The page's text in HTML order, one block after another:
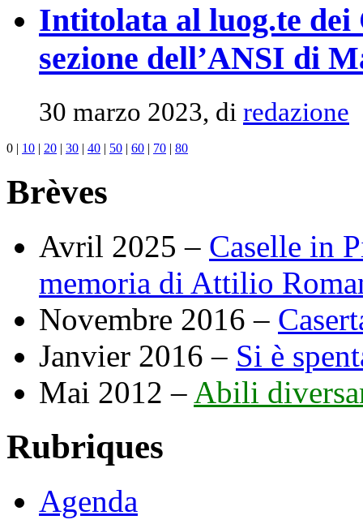
Intitolata al luog.te dei
sezione dell’ANSI di
30 marzo 2023, di redazione
0 | 10 | 20 | 30 | 40 | 50 | 60 | 70 | 80
Brèves
Avril 2025 – Caselle in
memoria di Attilio
Novembre 2016 –
Janvier 2016 – Si è
Mai 2012 – Abili
Rubriques
Agenda